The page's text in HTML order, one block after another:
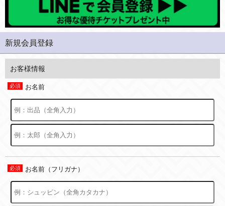
新規会員登録
お客様情報
お名前
お名前（フリガナ）